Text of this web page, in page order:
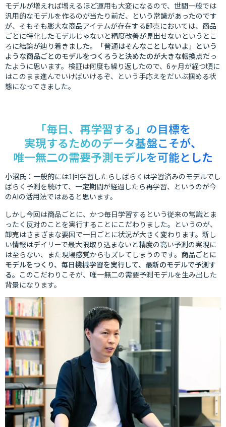
モデルが増えれば増えるほど運用も大変になるので、世間一般では
汎用的なモデルを作るのが当たり前だ、という常識があったのです
が、そもそも膨大な商品アイテムが存在する卸売においては、商品
ごとに特化したモデルじゃないと精度改善が見出せないというとこ
ろに結論が辿り着きました。
「普通はそんなことしないよ」という
ような商品ごとのモデルをつくろうと決めたのが大きな転換点だっ
たように思います。検証は何度も繰り返したので、6ヶ月が経つ頃に
はこのまま進んでいけばいけるぞ、という手応えをだいぶ掴める状
態になってきました。
「毎日、再学習する」の目標を
実現するためのデータ基盤こそが、
唯一無二の需要予測モデルを可能とした
小沼氏： 一般的には1回学習したらしばらくは学習済みのモデルでし
ばらく予測を続けて、一定期間が経過したら再学習、というのが今
のAIの活用法ではあると思います。
しかし今回は商品ごとに、かつ毎日学習するという従来の常識とま
ったく反対のことを実行することにこだわりました。というのが、
卸売はさまざまな要因で一日ごとに状況が大きく変わります。新し
い情報はデイリーで最大限取り込まないと精度の高い予測の実現に
は至らない、また現場感覚からもズレてしまうのです。 商品ごとに
モデルをつくり、毎日機械学習を実行して、最新のモデルで予測す
る。 このこだわりこそが、唯一無二の需要予測モデルを生み出した
背景になります。